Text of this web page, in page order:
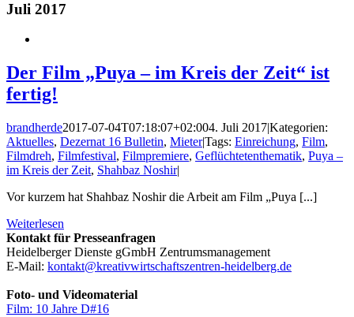
Juli 2017
Der Film „Puya – im Kreis der Zeit“ ist
fertig!
brandherde2017-07-04T07:18:07+02:004. Juli 2017|Kategorien:
Aktuelles, Dezernat 16 Bulletin, Mieter|Tags: Einreichung, Film,
Filmdreh, Filmfestival, Filmpremiere, Geflüchtetenthematik, Puya –
im Kreis der Zeit, Shahbaz Noshir|
Vor kurzem hat Shahbaz Noshir die Arbeit am Film „Puya [...]
Weiterlesen
Kontakt für Presseanfragen
Heidelberger Dienste gGmbH Zentrumsmanagement
E-Mail: kontakt@kreativwirtschaftszentren-heidelberg.de
Foto- und Videomaterial
Film: 10 Jahre D#16